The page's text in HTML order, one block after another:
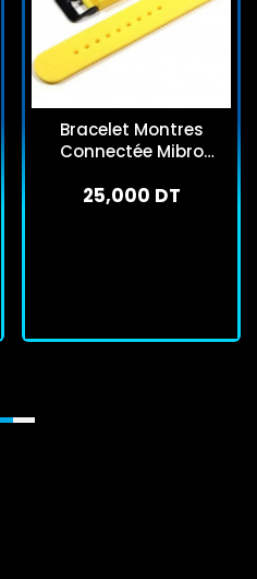
Bracelet Montres
Connectée Mibro
25,000 DT